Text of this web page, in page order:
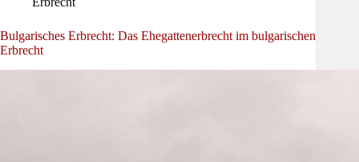
Bulgarisches Erbrecht: Das Ehegattenerbrecht im bulgarischen
Erbrecht